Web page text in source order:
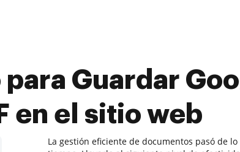
para Guardar
en el sitio web
La gestión eficiente de documentos pasó de